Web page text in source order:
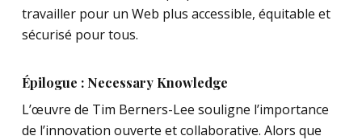
travailler pour un Web plus accessible, équitable et
sécurisé pour tous.
Épilogue : Necessary Knowledge
L’œuvre de Tim Berners-Lee souligne l’importance
de l’innovation ouverte et collaborative. Alors que